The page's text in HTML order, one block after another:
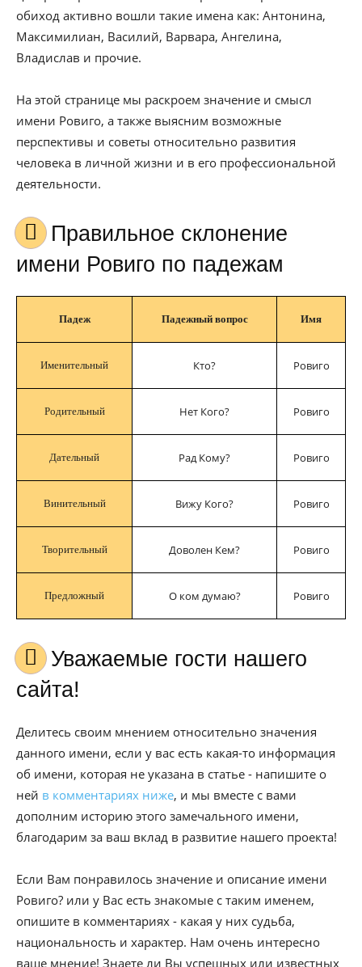
обиход активно вошли такие имена как: Антонина,
Максимилиан, Василий, Варвара, Ангелина,
Владислав и прочие.
На этой странице мы раскроем значение и смысл
имени Ровиго, а также выясним возможные
перспективы и советы относительно развития
человека в личной жизни и в его профессиональной
деятельности.
Правильное склонение
имени Ровиго по падежам
Падеж Падежный вопрос Имя
Именительный Кто? Ровиго
Родительный Нет Кого? Ровиго
Дательный Рад Кому? Ровиго
Винительный Вижу Кого? Ровиго
Творительный Доволен Кем? Ровиго
Предложный О ком думаю? Ровиго
Уважаемые гости нашего
сайта!
Делитесь своим мнением относительно значения
данного имени, если у вас есть какая-то информация
об имени, которая не указана в статье - напишите о
ней в комментариях ниже, и мы вместе с вами
дополним историю этого замечального имени,
благодарим за ваш вклад в развитие нашего проекта!
Если Вам понравилось значение и описание имени
Ровиго? или у Вас есть знакомые с таким именем,
опишите в комментариях - какая у них судьба,
национальность и характер. Нам очень интересно
ваше мнение! Знаете ли Вы успешных или известных